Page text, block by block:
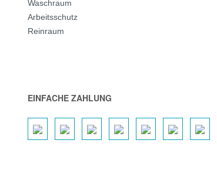
Waschraum
Arbeitsschutz
Reinraum
EINFACHE ZAHLUNG